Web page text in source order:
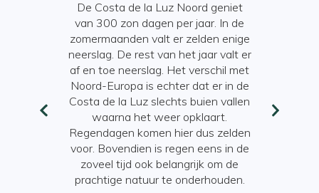
zijn echter
feesten.
De Costa de la Luz Noord geniet
van 300 zon dagen per jaar. In de
zomermaanden valt er zelden enige
neerslag. De rest van het jaar valt er
af en toe neerslag. Het verschil met
Noord-Europa is echter dat er in de
Costa de la Luz slechts buien vallen
waarna het weer opklaart.
Regendagen komen hier dus zelden
voor. Bovendien is regen eens in de
zoveel tijd ook belangrijk om de
prachtige natuur te onderhouden.
over het